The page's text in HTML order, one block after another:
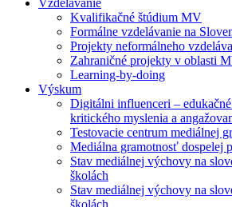
Vzdelávanie
Kvalifikačné štúdium MV
Formálne vzdelávanie na
Projekty neformálneho
Zahraničné projekty v oblasti
Learning-by-doing
Výskum
Digitálni influenceri –
kritického myslenia a
Testovacie centrum mediálnej
Mediálna gramotnosť dospelej
Stav mediálnej výchovy na
školách
Stav mediálnej výchovy na
školách